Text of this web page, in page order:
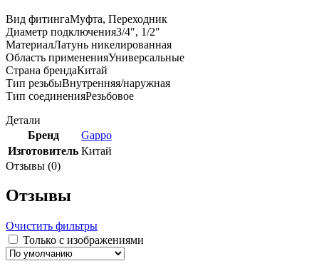
Вид фитингаМуфта, Переходник
Диаметр подключения3/4″, 1/2″
МатериалЛатунь никелированная
Область примененияУниверсальные
Страна брендаКитай
Тип резьбыВнутренняя/наружная
Тип соединенияРезьбовое
Детали
Бренд
Gappo
Изготовитель Китай
Отзывы (0)
Отзывы
Очистить фильтры
Только с изображениями